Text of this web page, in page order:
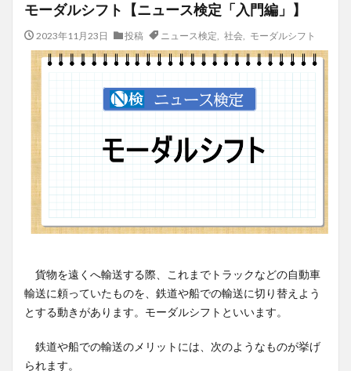
モーダルシフト【ニュース検定「入門編」】
2023年11月23日 投稿 ニュース検定 社会, モーダルシフト
貨物を遠くへ輸送する際、これまでトラックなどの自動車
輸送に頼っていたものを、鉄道や船での輸送に切り替えよう
とする動きがあります。モーダルシフトといいます。
鉄道や船での輸送のメリットには、次のようなものが挙げ
られます。